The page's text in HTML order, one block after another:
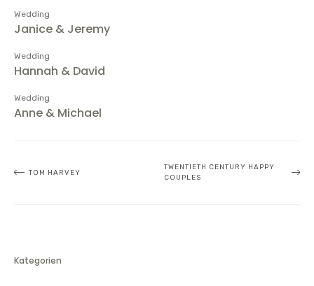
Wedding
Janice & Jeremy
Wedding
Hannah & David
Wedding
Anne & Michael
Beitragsnavigation
TOM HARVEY
TWENTIETH CENTURY HAPPY
COUPLES
Kategorien